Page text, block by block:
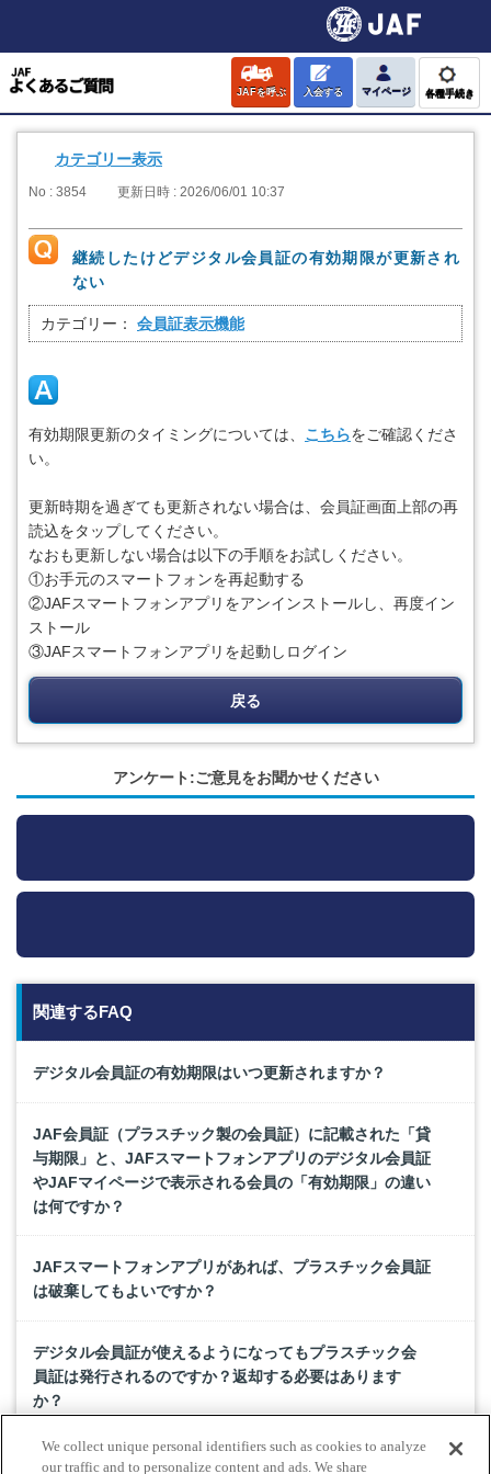
JAFを呼ぶ 入会する マイページ 各種手続き
カテゴリー表示
No : 3854 更新日時 : 2026/06/01 10:37
継続したけどデジタル会員証の有効期限が更新され
ない
カテゴリー： 会員証表示機能
有効期限更新のタイミングについては、 こちらをご確認くださ
い。
更新時期を過ぎても更新されない場合は、会員証画面上部の再
読込をタップしてください。
なおも更新しない場合は以下の手順をお試しください。
①お手元のスマートフォンを再起動する
②JAFスマートフォンアプリをアンインストールし、再度イン
ストール
③JAFスマートフォンアプリを起動しログイン
戻る
アンケート:ご意見をお聞かせください
関連するFAQ
デジタル会員証の有効期限はいつ更新されますか？
JAF会員証（プラスチック製の会員証）に記載された「貸
与期限」と、JAFスマートフォンアプリのデジタル会員証
やJAFマイページで表示される会員の「有効期限」の違い
は何ですか？
JAFスマートフォンアプリがあれば、プラスチック会員証
は破棄してもよいですか？
デジタル会員証が使えるようになってもプラスチック会
員証は発行されるのですか？返却する必要はあります
か？
会員の種類変更（例：個人会員から家族会員に変更な
We collect unique personal identifiers such as cookies to analyze
our traffic and to personalize content and ads. We share